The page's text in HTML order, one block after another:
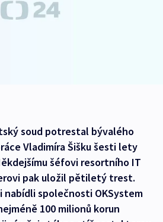
soud potrestal bývalého
Vladimíra Šišku šesti lety
šéfovi resortního IT
pak uložil pětiletý trest.
nabídli společnosti OKSystem
100 milionů korun